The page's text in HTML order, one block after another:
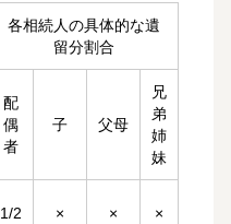
各相続人の具体的な遺
留分割合
配
偶
者
子 父母
兄
弟
姉
妹
1/2 × × ×